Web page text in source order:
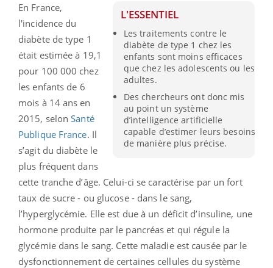
L'ESSENTIEL
Les traitements contre le
diabète de type 1 chez les
enfants sont moins efficaces
que chez les adolescents ou les
adultes.
Des chercheurs ont donc mis
au point un système
d’intelligence artificielle
capable d’estimer leurs besoins
de manière plus précise.
En France,
l'incidence du
diabète de type 1
était estimée à 19,1
pour 100 000 chez
les enfants de 6
mois à 14 ans en
2015, selonSanté
Publique France. Il
s’agit du diabète le
plus fréquent dans
cette tranche d’âge. Celui-ci se caractérise par un fort
taux de sucre - ou glucose - dans le sang,
l’hyperglycémie. Elle est due à un déficit d’insuline, une
hormone produite par le pancréas et qui régule la
glycémie dans le sang. Cette maladie est causée par le
dysfonctionnement de certaines cellules du système